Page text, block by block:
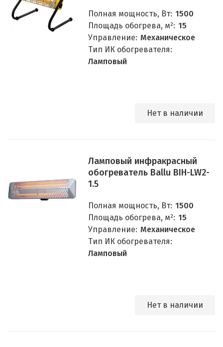
Полная мощность, Вт: 1500
Площадь обогрева, м²: 15
Управление: Механическое
Тип ИК обогревателя:
Ламповый
Нет в наличии
Ламповый инфракрасный
обогреватель Ballu BIH-LW2-
1.5
Полная мощность, Вт: 1500
Площадь обогрева, м²: 15
Управление: Механическое
Тип ИК обогревателя:
Ламповый
Нет в наличии